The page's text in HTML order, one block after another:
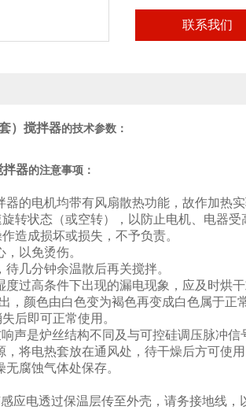
联系我们
）搅拌器的技术参数：
拌器的注意事项 ：
的电机均带有风扇散热功能，故作加热
转状态（或空转），以防止电机、电器
造成损坏或损失，不予负责。
以免烫伤。
几分钟余温散后再关搅拌。
过高条件下出现的漏电现象，应及时烘
，颜色由白色变为褐色再变成白色属于
后即可正常使用。
声是炉丝结构不同及与可控硅调压脉冲信
将电热套放在通风处，待干燥后方可使
腐蚀气体处保存。
应电透过保温层传至外壳，请务接地线，